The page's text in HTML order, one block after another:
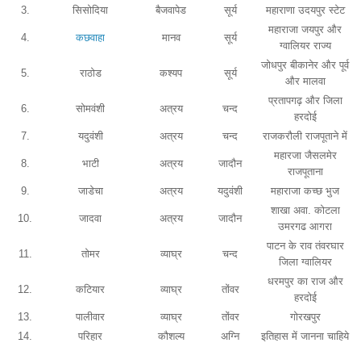
3.
सिसोदिया बैजवापेड सूर्य महाराणा उदयपुर स्टेट
4. कछवाहा मानव सूर्य
महाराजा जयपुर और
ग्वालियर राज्य
5. राठोड कश्यप सूर्य
जोधपुर बीकानेर और पूर्व
और मालवा
6. सोमवंशी अत्रय चन्द
प्रतापगढ़ और जिला
हरदोई
7.
यदुवंशी अत्रय चन्द राजकरौली राजपूताने में
8. भाटी अत्रय जादौन
महारजा जैसलमेर
राजपूताना
9.
जाडेचा अत्रय यदुवंशी महाराजा कच्छ भुज
10. जादवा अत्रय जादौन
शाखा अवा. कोटला
उमरगढ आगरा
11. तोमर व्याघ्र चन्द
पाटन के राव तंवरघार
जिला ग्वालियर
12. कटियार व्याघ्र तोंवर
धरमपुर का राज और
हरदोई
13.
पालीवार व्याघ्र तोंवर
गोरखपुर
14.
परिहार कौशल्य अग्नि इतिहास में जानना चाहिये